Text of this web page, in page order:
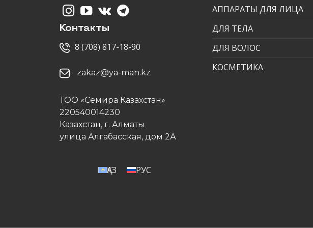
Контакты
8 (708) 817-18-90
zakaz@ya-man.kz
ТОО «Семира Казахстан»
220540014230
Казахстан, г. Алматы
улица Алгабасская, дом 2А
ҚАЗ РУС
АППАРАТЫ ДЛЯ ЛИЦА
ДЛЯ ТЕЛА
ДЛЯ ВОЛОС
КОСМЕТИКА